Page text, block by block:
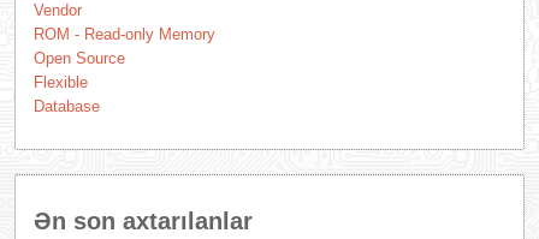
Vendor
ROM - Read-only Memory
Open Source
Flexible
Database
Ən son axtarılanlar